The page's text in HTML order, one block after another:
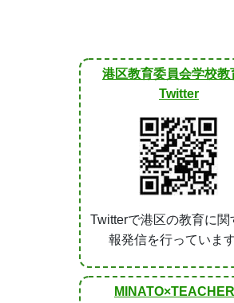
港区教育委員会学校教
Twitter
Twitterで港区の教育に関
報発信を行っています